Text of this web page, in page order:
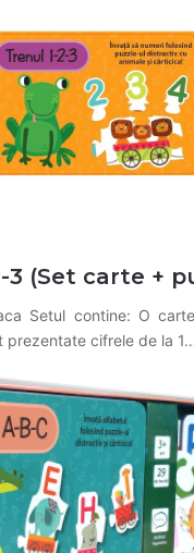
3 (Set carte +
Setul contine: O
prezentate cifrele de la 1…